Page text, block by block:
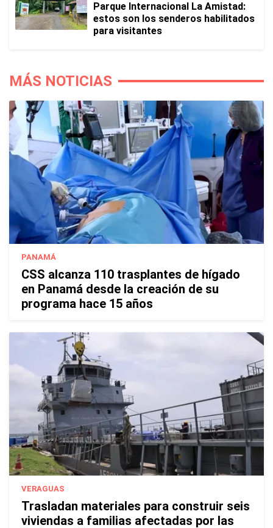
Parque Internacional La Amistad:
estos son los senderos habilitados
para visitantes
MÁS NOTICIAS
PANAMÁ
CSS alcanza 110 trasplantes de hígado
en Panamá desde la creación de su
programa hace 15 años
VERAGUAS
Trasladan materiales para construir seis
viviendas a familias afectadas por las